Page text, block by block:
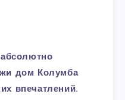
абсолютно
дом Колумба
впечатлений.